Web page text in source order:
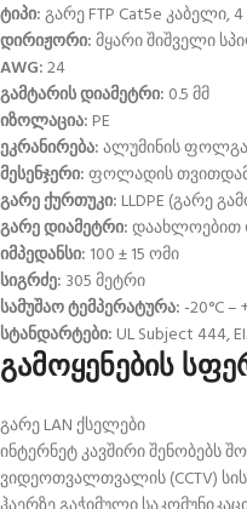
ტიპი:გარე FTP Cat5e კაბელი,
დირიჟორი:მყარი შიშველი
AWG:24
გამტარის დიამეტრი: 0.5 მმ
იზოლაცია: PE
ეკრანირება:ალუმინის ფოლგა
მესენჯერი:ფოლადის
გარე ქურთუკი: LLDPE (გარე
გარე დიამეტრი:დაახლოებით
იმპედანსი: 100 ± 15 ომი
სიგრძე: 305 მეტრი
სამუშაო ტემპერატურა:-20°C –
სტანდარტები: UL Subject 444,
გამოყენების
გარე LAN ქსელები
ინტერნეტ კავშირი შენობებს
ვიდეოთვალთვალის (CCTV)